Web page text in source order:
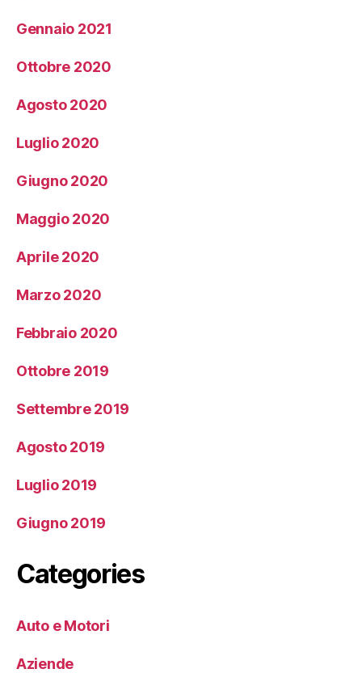
Gennaio 2021
Ottobre 2020
Agosto 2020
Luglio 2020
Giugno 2020
Maggio 2020
Aprile 2020
Marzo 2020
Febbraio 2020
Ottobre 2019
Settembre 2019
Agosto 2019
Luglio 2019
Giugno 2019
Categories
Auto e Motori
Aziende